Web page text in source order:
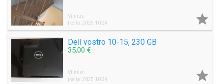
Vilnius
Įkelta: 2025 10 24

Dell vostro 10-15, 230 GB
35,00 €
Vilnius
Įkelta: 2025 10 24
